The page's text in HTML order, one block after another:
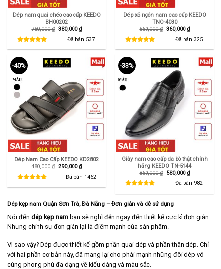
Dép nam quai chéo cao cấp KEEDO
BH00202
750,000₫ Giá
750,000 ₫.
380,000₫Giá
hiện
tại
là:
380,000 ₫.
Đã bán 537
Dép xỏ ngón nam cao cấp KEEDO
TNO-4030
560,000₫ Giá
560,000 ₫.
360,000₫Giá
hiện
tại
là:
360,000 ₫.
Đã bán 325
-40%
Dép Nam Cao Cấp KEEDO KD2802
480,000₫ Giá
290,000₫Giá
hiện
tại
Đã bán 1462
-33%
Giày nam cao cấp da bò thật chính
hãng KEEDO TN-5144
860,000₫ Giá
580,000₫Giá
hiện
tại
Đã bán 982
Dép kẹp nam Quận Sơn Trà, Đà Nẵng – Đơn giản và dễ sử dụng
Nói đến dép kẹp nam bạn sẽ nghĩ đến ngay đến thiết kế cực kì đơn giản.
Nhưng chính sự đơn giản lại là điểm mạnh của sản phẩm.
Vì sao vậy? Dép được thiết kế gồm phần quai dép và phần thân dép. Chỉ
với hai phần cơ bản này, đã mang lại cho phái mạnh những đôi dép vô
cùng phong phú đa dạng về kiểu dáng và màu sắc.